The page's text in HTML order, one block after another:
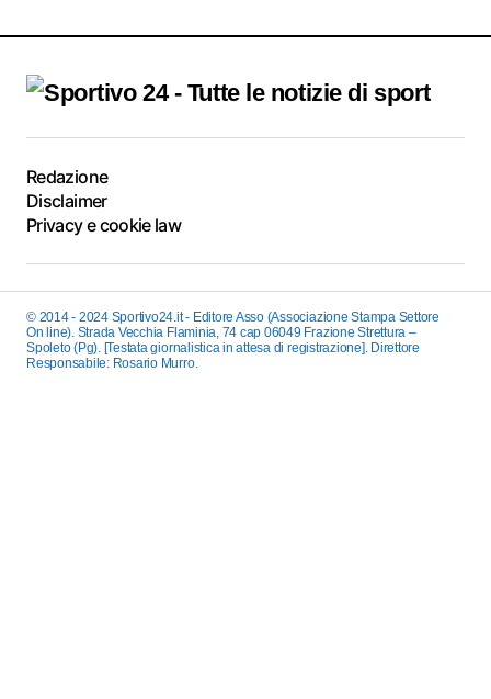
Redazione
Disclaimer
Privacy e cookie law
© 2014 - 2024 Sportivo24.it - Editore Asso (Associazione Stampa Settore
On line). Strada Vecchia Flaminia, 74 cap 06049 Frazione Strettura –
Spoleto (Pg). [Testata giornalistica in attesa di registrazione]. Direttore
Responsabile: Rosario Murro.